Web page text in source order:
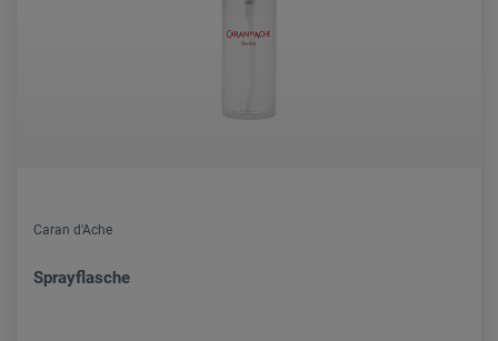
Caran d'Ache
Sprayflasche